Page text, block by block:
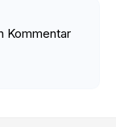
Kommentar